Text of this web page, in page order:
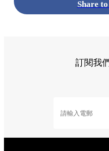
Share
訂閱我